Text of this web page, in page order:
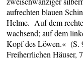
aufrechten blauen
Helme. Auf dem
wachsend; auf dem
Kopf des Löwen.« (S.
Freiherrlichen Häuser,